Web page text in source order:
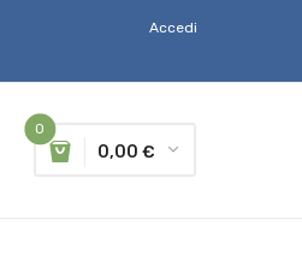
Accedi
0
0,00 €